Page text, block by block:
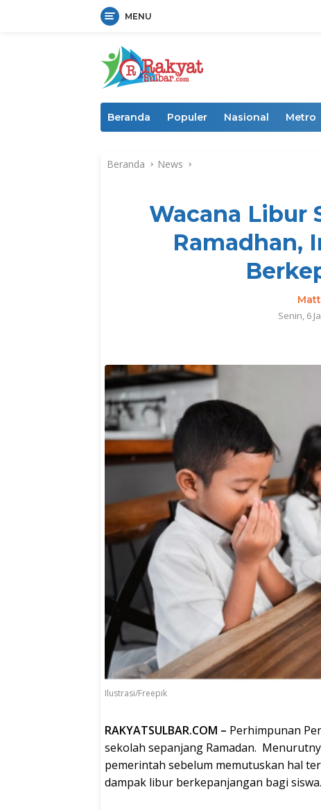
MENU
Beranda Populer Nasional Metro
Beranda News
Wacana Libur
Ramadhan,
Senin, 6
Ilustrasi/Freepik
RAKYATSULBAR.COM – Perhimpunan
sekolah sepanjang Ramadan.
pemerintah sebelum memutuskan hal
dampak libur berkepanjangan bagi siswa.